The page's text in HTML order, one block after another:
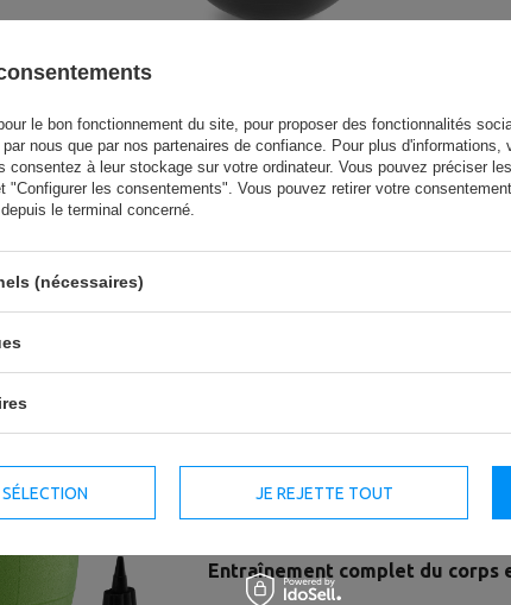
31,50 €
26,78 €
Le ballon de gymnastique
d’entraînement et les espaces de
épaisseur de matériau accrue
Un équipement capable de
nombreux utilisateurs.
Entraînement complet du corps
le bon fonctionnement du site, pour proposer des fonctionnalités
nous que par nos partenaires de confiance. Pour plus d'informations,
consentez à leur stockage sur votre ordinateur. Vous pouvez préciser
"Configurer les consentements". Vous pouvez retirer votre
le terminal concerné.
(nécessaires)
JE REJETTE TOUT